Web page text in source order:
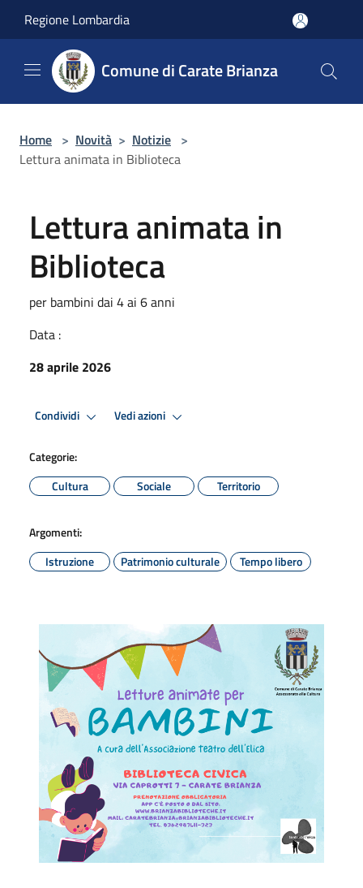
Regione Lombardia
Comune di Carate Brianza
Home > Novità > Notizie >
Lettura animata in Biblioteca
Lettura animata in
Biblioteca
per bambini dai 4 ai 6 anni
Data :
28 aprile 2026
Condividi Vedi azioni
Categorie:
Cultura
Sociale Territorio
Argomenti:
Istruzione
Patrimonio culturale Tempo libero